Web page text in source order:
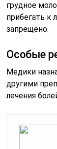
грудное
прибегать к
запрещено.
Особые
Медики
другими
лечения